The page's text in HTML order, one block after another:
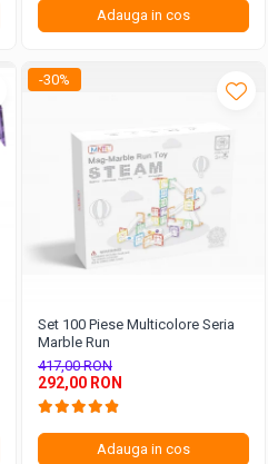
Adauga in cos
-30%
Set 100 Piese Multicolore Seria
Marble Run
417,00 RON
292,00 RON
Adauga in cos